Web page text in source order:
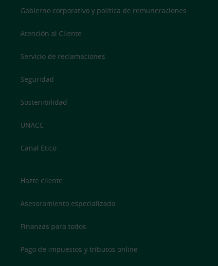
Gobierno corporativo y política de remuneraciones
Atención al Cliente
Servicio de reclamaciones
Seguridad
Sostenibilidad
UNACC
Canal Ético
Hazte cliente
Asesoramiento especializado
Finanzas para todos
Pago de impuestos y tributos online